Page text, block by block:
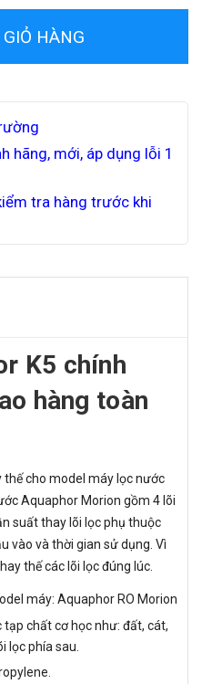
HÀNG
hãng, mới, áp dụng lỗi 1
tra hàng trước khi
K5 chính
hàng toàn
thế cho model máy lọc nước
Aquaphor Morion gồm 4 lõi
suất thay lõi lọc phụ thuộc
vào và thời gian sử dụng. Vì
thế các lõi lọc đúng lúc.
máy: Aquaphor RO Morion
tạp chất cơ học như: đất, cát,
lọc phía sau.